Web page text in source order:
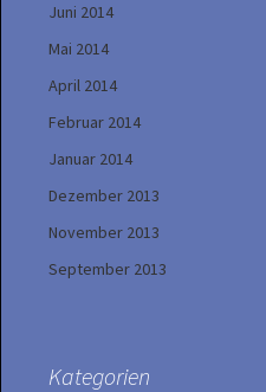
Juni 2014
Mai 2014
April 2014
Februar 2014
Januar 2014
Dezember 2013
November 2013
September 2013
Kategorien